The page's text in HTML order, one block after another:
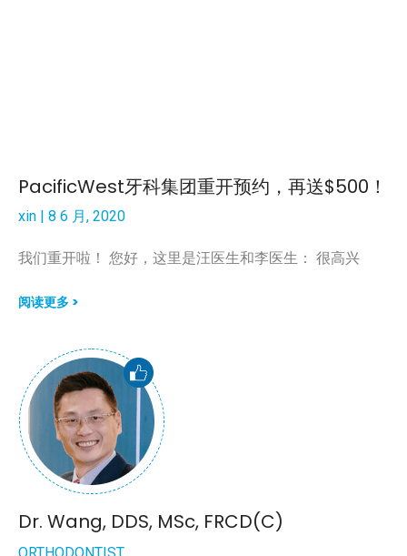
PacificWest牙科集团重开预约，再送$500！
xin 8 6 月, 2020
我们重开啦！ 您好，这里是汪医生和李医生： 很高兴
阅读更多 >
Dr. Wang, DDS, MSc, FRCD(C)
ORTHODONTIST